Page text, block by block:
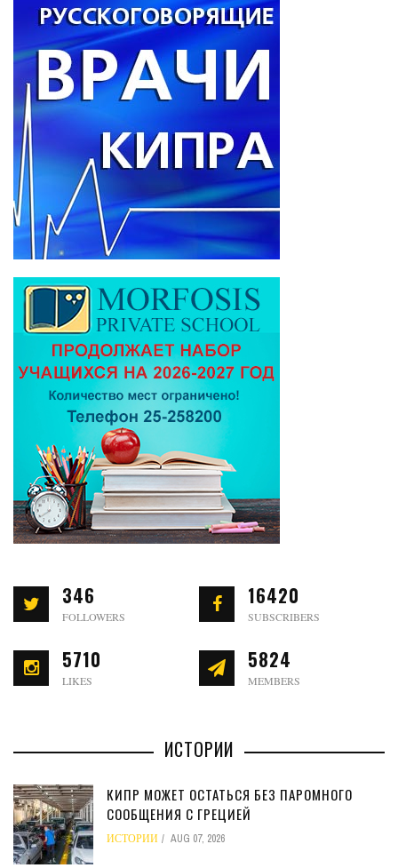
346
FOLLOWERS
16420
SUBSCRIBERS
5710
LIKES
5824
MEMBERS
ИСТОРИИ
КИПР МОЖЕТ ОСТАТЬСЯ БЕЗ ПАРОМНОГО
СООБЩЕНИЯ С ГРЕЦИЕЙ
ИСТОРИИ AUG 07, 2026